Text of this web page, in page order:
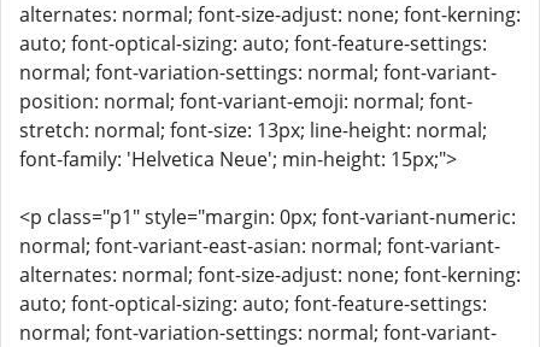
alternates: normal; font-size-adjust: none; font-kerning:
auto; font-optical-sizing: auto; font-feature-settings:
normal; font-variation-settings: normal; font-variant-
position: normal; font-variant-emoji: normal; font-
stretch: normal; font-size: 13px; line-height: normal;
font-family: 'Helvetica Neue'; min-height: 15px;">
<p class="p1" style="margin: 0px; font-variant-numeric:
normal; font-variant-east-asian: normal; font-variant-
alternates: normal; font-size-adjust: none; font-kerning:
auto; font-optical-sizing: auto; font-feature-settings:
normal; font-variation-settings: normal; font-variant-